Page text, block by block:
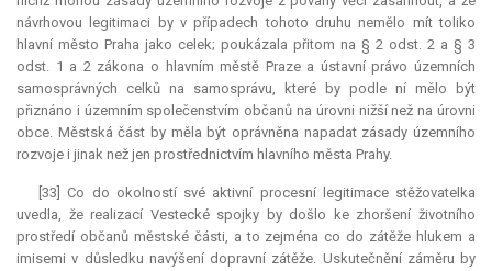
návrhovou legitimaci by v případech tohoto druhu nemělo mít toliko
hlavní město Praha jako celek; poukázala přitom na § 2 odst. 2 a § 3
odst. 1 a 2 zákona o hlavním městě Praze a ústavní právo územních
samosprávných celků na samosprávu, které by podle ní mělo být
přiznáno i územním společenstvím občanů na úrovni nižší než na úrovni
obce. Městská část by měla být oprávněna napadat zásady územního
rozvoje i jinak než jen prostřednictvím hlavního města Prahy.
[33] Co do okolností své aktivní procesní legitimace stěžovatelka
uvedla, že realizací Vestecké spojky by došlo ke zhoršení životního
prostředí občanů městské části, a to zejména co do zátěže hlukem a
imisemi v důsledku navýšení dopravní zátěže. Uskutečnění záměru by